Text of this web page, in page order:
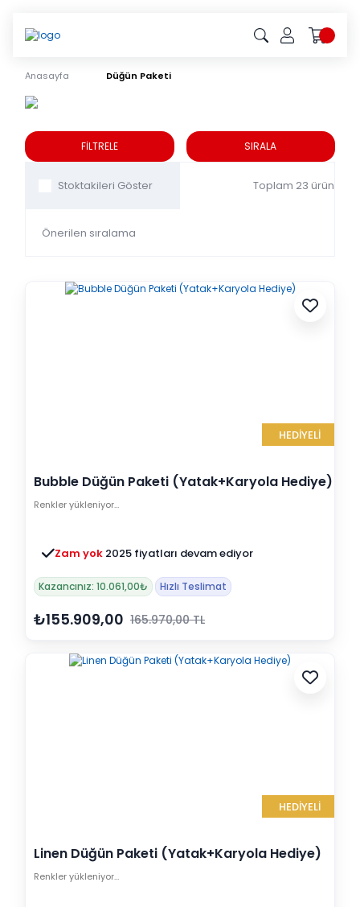
Anasayfa Düğün Paketi
Düğün Paketi
FİLTRELE SIRALA
Toplam 23 ürün
HEDİYELİ
Bubble Düğün Paketi (Yatak+Karyola Hediye)
Renkler yükleniyor…
Zam yok 2025 fiyatları devam ediyor
Kazancınız: 10.061,00₺ Hızlı Teslimat
₺155.909,00 165.970,00 TL
HEDİYELİ
Linen Düğün Paketi (Yatak+Karyola Hediye)
Renkler yükleniyor…